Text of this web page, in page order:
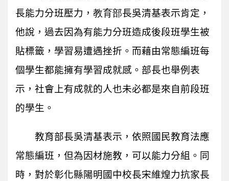
長能力分班壓力， 教育部長吳清基表示肯定，
他說，過去因為有能力分班造成後段班學生被
貼標籤，學習易遭遇挫折。而藉由常態編班每
個學生都能擁有學習成就感。部長也舉例表
示，社會上有成就的人也未必都是來自前段班
的學生。
教育部長吳清基表示，依照國民教育法應
常態編班，但為因材施教，可以能力分組。同
時，對於彰化縣陽明國中校長宋維煌力抗家長